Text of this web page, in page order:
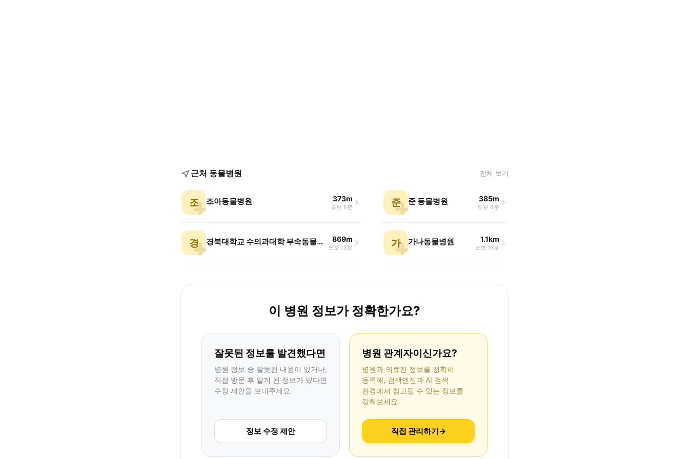
근처 동물병원 전체 보기
조 조아동물병원 373m
도보 6분 준 준 동물병원 385m
도보 6분
경 경북대학교 수의과대학 부속동물병원 869m
도보 13분 가 가나동물병원 1.1km
도보 16분
이 병원 정보가 정확한가요?
잘못된 정보를 발견했다면
병원 정보 중 잘못된 내용이 있거나,
직접 방문 후 알게 된 정보가 있다면
수정 제안을 보내주세요.
정보 수정 제안
병원 관계자이신가요?
병원과 의료진 정보를 정확히
등록해, 검색엔진과 AI 검색
환경에서 참고될 수 있는 정보를
갖춰보세요.
직접 관리하기→